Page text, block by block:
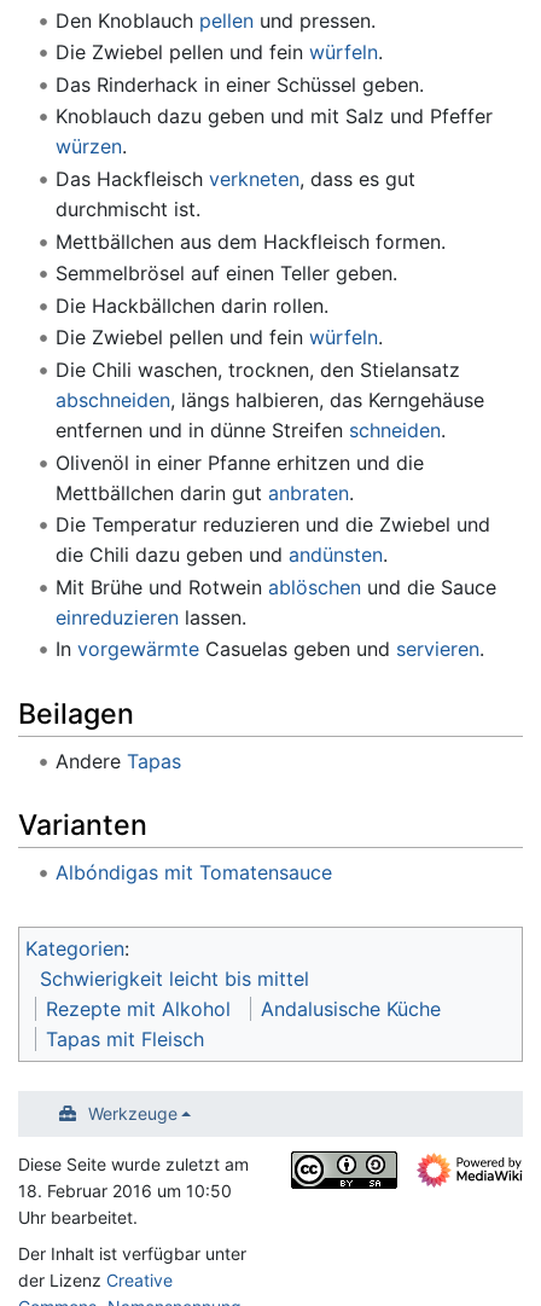
Den Knoblauch pellenund pressen.
Die Zwiebel pellen und fein würfeln.
Das Rinderhack in einer Schüssel geben.
Knoblauch dazu geben und mit Salz und Pfeffer
würzen.
Das Hackfleisch verkneten, dass es gut
durchmischt ist.
Mettbällchen aus dem Hackfleisch formen.
Semmelbrösel auf einen Teller geben.
Die Hackbällchen darin rollen.
Die Zwiebel pellen und fein würfeln.
Die Chili waschen, trocknen, den Stielansatz
abschneiden, längs halbieren, das Kerngehäuse
entfernen und in dünne Streifen schneiden.
Olivenöl in einer Pfanne erhitzen und die
Mettbällchen darin gut anbraten.
Die Temperatur reduzieren und die Zwiebel und
die Chili dazu geben und andünsten.
Mit Brühe und Rotwein ablöschenund die Sauce
einreduzierenlassen.
In vorgewärmteCasuelas geben und servieren.
Beilagen
Andere Tapas
Varianten
Albóndigas mit Tomatensauce
Kategorien:
Schwierigkeit leicht bis mittel
Rezepte mit Alkohol
Andalusische Küche
Tapas mit Fleisch
Werkzeuge
Diese Seite wurde zuletzt am
18. Februar 2016 um 10:50
Uhr bearbeitet.
Der Inhalt ist verfügbar unter
der Lizenz Creative